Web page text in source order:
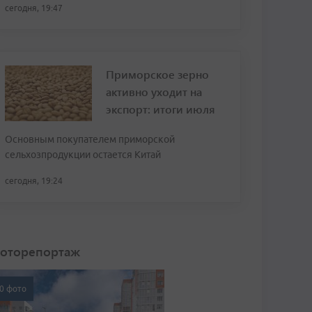
сегодня, 19:47
Приморское зерно
активно уходит на
экспорт: итоги июля
Основным покупателем приморской
сельхозпродукции остается Китай
сегодня, 19:24
фото